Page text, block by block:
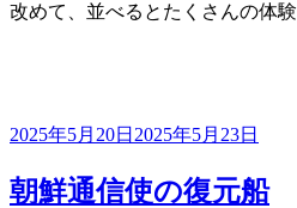
改めて、並べるとたくさんの体
投
日:
2025年5月20日 2025年5月23日
朝鮮通信使の復元船